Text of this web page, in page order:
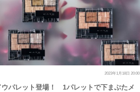
2023年1月18日 20:00
ウパレット登場！ 1パレットで下まぶたメ